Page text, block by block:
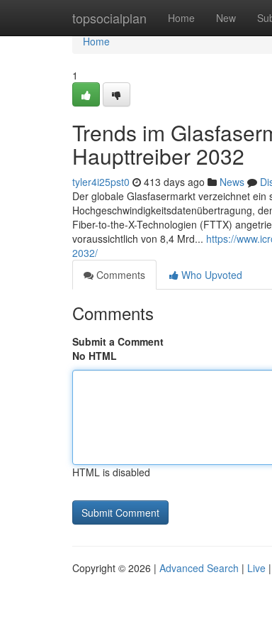
topsocialplan Home New
Home
Home
1
Trends im
Haupttreiber 2032
tyler4i25pst0 413 days ago News
Der globale Glasfasermarkt verzeichnet
Hochgeschwindigkeitsdatenübertragung,
Fiber-to-the-X-Technologien (FTTX)
voraussichtlich von 8,4 Mrd... https://
2032/
Comments
Who Upvoted
Comments
Submit a Comment
No HTML
HTML is disabled
Copyright © 2026 | Advanced Search | Live |